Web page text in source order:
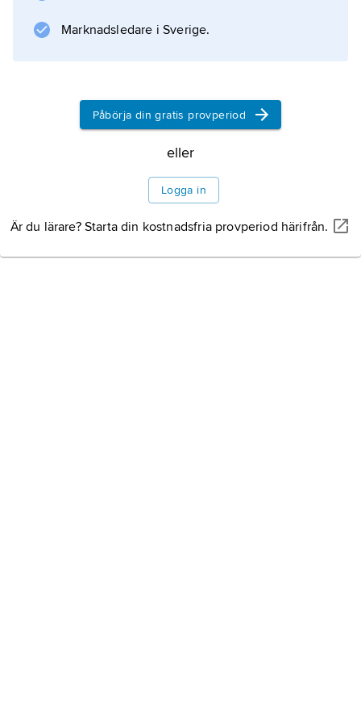
Marknadsledare i Sverige.
Påbörja din gratis provperiod
eller
Logga in
Är du lärare? Starta din kostnadsfria provperiod härifrån.